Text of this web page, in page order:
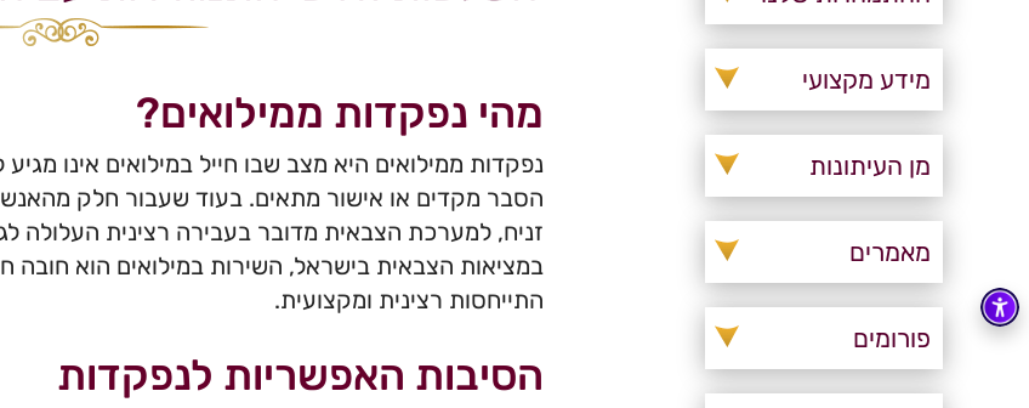
מידע מקצועי
מן העיתונות
מאמרים
פורומים
מהי נפקדות ממילואים?
נפקדות ממילואים היא מצב שבו חייל במילואים אינו
הסבר מקדים או אישור מתאים. בעוד שעבור חלק
זניח, למערכת הצבאית מדובר בעבירה רצינית העלולה
במציאות הצבאית בישראל, השירות במילואים הוא חובה
התייחסות רצינית ומקצועית.
הסיבות האפשריות לנפקדות